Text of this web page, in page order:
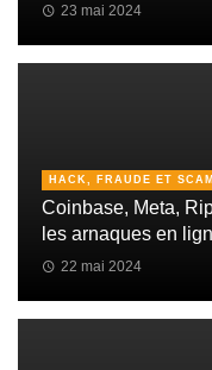
23 mai 2024
HACK, FRAUDE ET SCAM
Coinbase, Meta,
les arnaques en
22 mai 2024